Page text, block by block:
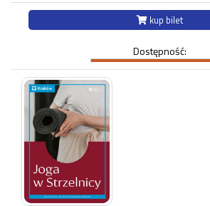
ruchu w atmosferze dobrostanu i
wellbeingu. Będziemy spotykać się
ruch rozluźniać napięcia, poprawiać
mobilność i dać sobie chwilę oddechu.
Dołącz do nas i przekonaj się, że kultura to
także troska o ciało, uważność na własne
potrzeby i radość płynąca z bycia tu i teraz.
*Ważne: zabierz ze sobą swoją matę do
ćwiczeń i butelkę wody.
W naszej przestrzeni tworzymy miejsce
kup bilet
Dostępność: